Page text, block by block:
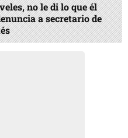
no le di lo que él
a secretario de